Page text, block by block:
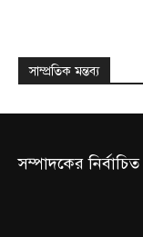
সাম্প্রতিক মন্তব্য
সম্পাদকের নির্বাচিত